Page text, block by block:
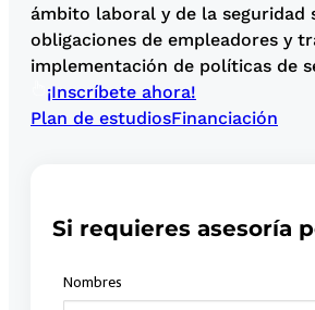
ámbito laboral y de la
obligaciones de empleadores y
implementación de políticas de
¡Inscríbete ahora!
Plan de estudiosFinanciación
Si requieres asesoría